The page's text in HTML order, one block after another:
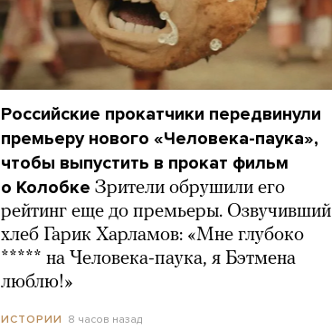
Российские прокатчики передвинули
премьеру нового «Человека-паука»,
чтобы выпустить в прокат фильм
о Колобке Зрители обрушили его
рейтинг еще до премьеры. Озвучивший
хлеб Гарик Харламов: «Мне глубоко
***** на Человека-паука, я Бэтмена
люблю!»
ИСТОРИИ 8 часов назад